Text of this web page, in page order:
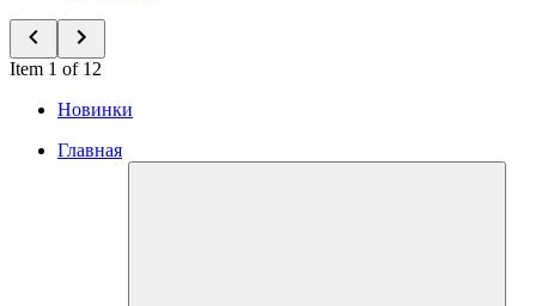
Item 1 of 12
Новинки
Главная